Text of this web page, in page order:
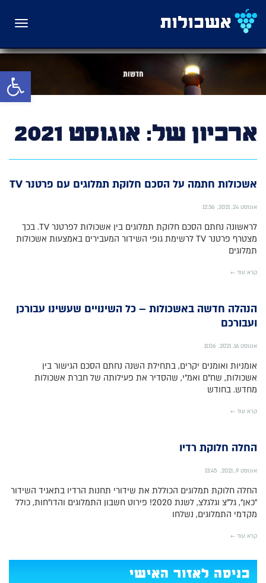
פתח
תפריט
ארכיון של: אוגוסט 2021
אשכולות חתמה על הסכם חלוקת תמלוגים עם פרטנר TV
אוגוסט 24, 2021 12:36
לראשונה נחתם הסכם חלוקת תמלוגים בין אשכולות לפרטנר TV. בכך
מצטרף פרטנר TV לרשימת גופי השידור המעבירים באמצעות אשכולות
תמלוגים
קרא עוד ←
הנהלה חדשה באשכולות – כל השינויים שעשינו עבורכן
ועבורכם
אוגוסט 16, 2021 11:06
אומניות ואומנים יקרים, בתחילת השנה נחתם הסכם הגישור בין
אשכולות, שח"ם ואמ"י, שהסדיר את פעילותה של חברת אשכולות
מחדש. בחודש
קרא עוד ←
החלה חלוקת רדיו
אוגוסט 9, 2021 13:45
החלה חלוקת תמלוגים הכוללת את שידורי תחנות הרדיו בתאגיד השידור
"כאן", גל"צ וגלגלצ, לשנת 2020! פירוט חשבון התמלוגים והדו"חות, כולל
מקדמי התמלוגים, נשלחו
קרא עוד ←
כניסה לאזור האישי